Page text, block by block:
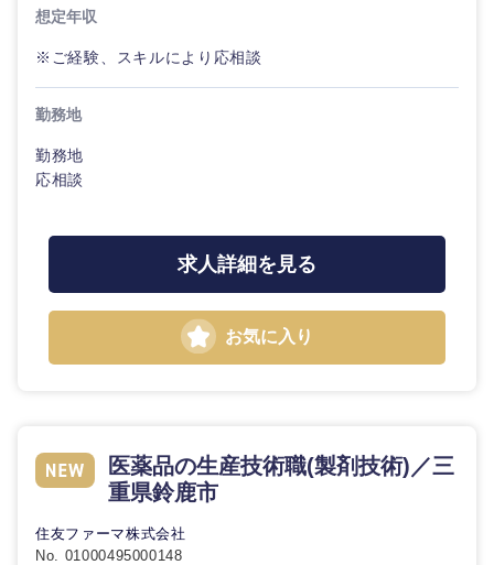
鹿児島県
想定年収
※ご経験、スキルにより応相談
勤務地
勤務地
応相談
求人詳細を見る
お気に入り
医薬品の生産技術職(製剤技術)／三
重県鈴鹿市
住友ファーマ株式会社
No. 01000495000148